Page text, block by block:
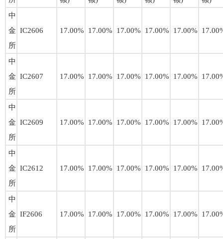
中
金
所
IC2606 17.00% 17.00% 17.00% 17.00% 17.00%
中
金
所
IC2607 17.00% 17.00% 17.00% 17.00% 17.00%
中
金
所
IC2609 17.00% 17.00% 17.00% 17.00% 17.00%
中
金
所
IC2612 17.00% 17.00% 17.00% 17.00% 17.00%
中
金
所
IF2606 17.00% 17.00% 17.00% 17.00% 17.00%